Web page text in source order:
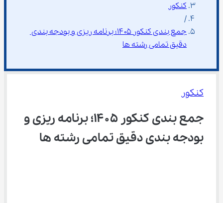
کنکور
/
جمع بندی کنکور ۱۴۰۵؛ برنامه ریزی و بودجه بندی
دقیق تمامی رشته ها
کنکور
جمع بندی کنکور ۱۴۰۵؛ برنامه ریزی و
بودجه بندی دقیق تمامی رشته ها